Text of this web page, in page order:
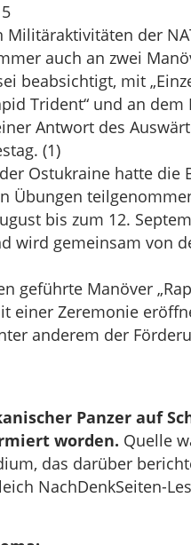
Militäraktivitäten der
auch an zwei
beabsichtigt, mit
Trident“ und an dem
Antwort des
(1)
Ostukraine hatte die
Übungen
bis zum 12.
wird gemeinsam von
geführte Manöver
einer Zeremonie
anderem der
Panzer auf
worden. Quelle
das darüber
NachDenkSeiten-